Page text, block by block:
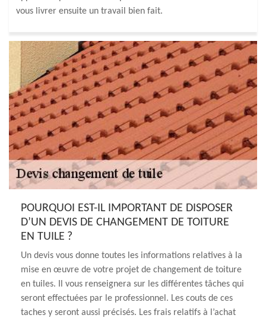
vous livrer ensuite un travail bien fait.
POURQUOI EST-IL IMPORTANT DE DISPOSER
D’UN DEVIS DE CHANGEMENT DE TOITURE
EN TUILE ?
Un devis vous donne toutes les informations relatives à la
mise en œuvre de votre projet de changement de toiture
en tuiles. Il vous renseignera sur les différentes tâches qui
seront effectuées par le professionnel. Les couts de ces
taches y seront aussi précisés. Les frais relatifs à l’achat